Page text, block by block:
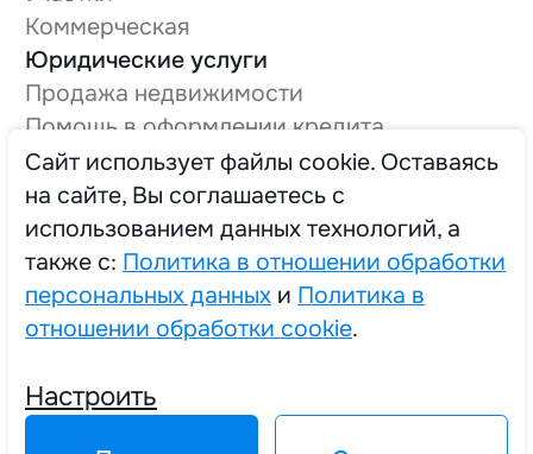
Коммерческая
Юридические услуги
Продажа недвижимости
Помощь в оформлении кредита
Оформление технической документации
Вывод в нежилой фонд
О компании
Трудоустройство
Политика в отношении обработки персональных данных
Cайт использует файлы cookie. Оставаясь
на сайте, Вы соглашаетесь с
использованием данных технологий, а
также с: Политика в отношении обработки
персональных данных и Политика в
отношении обработки cookie.
Настроить